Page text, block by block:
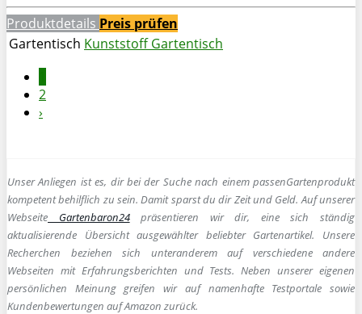
Produktdetails Preis prüfen
Gartentisch Kunststoff Gartentisch
2
›
Unser Anliegen ist es, dir bei der Suche nach einem passenGartenprodukt
kompetent behilflich zu sein.Damit sparst du dir Zeit und Geld. Auf unserer
Webseite Gartenbaron24präsentieren wir dir, eine sich ständig
aktualisierende Übersicht ausgewählter beliebter Gartenartikel. Unsere
Recherchen beziehen sich unteranderem auf verschiedene andere
Webseiten mit Erfahrungsberichten und Tests. Neben unserer eigenen
persönlichen Meinung greifen wir auf namenhafte Testportale sowie
Kundenbewertungen auf Amazon zurück.